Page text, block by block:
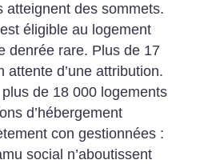
atteignent des sommets.
éligible au logement
denrée rare. Plus de 17
attente d’une attribution.
de 18 000 logements
d’hébergement
con gestionnées :
social n’aboutissent